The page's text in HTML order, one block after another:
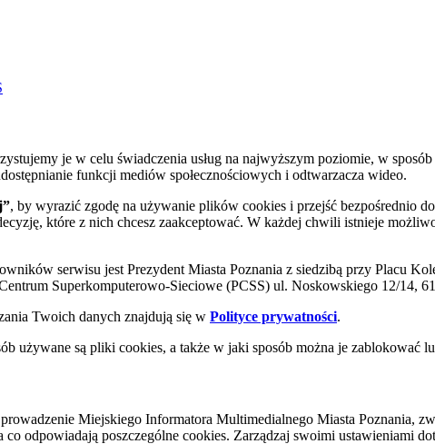
je w celu świadczenia usług na najwyższym poziomie, w
funkcji mediów społecznościowych i odtwarzacza wideo.
, by wyrazić zgodę na używanie plików cookies i przejść bezpośrednio
które z nich chcesz zaakceptować. W każdej chwili istnieje
serwisu jest Prezydent Miasta Poznania z siedzibą przy Placu
Superkomputerowo-Sieciowe (PCSS) ul. Noskowskiego 12/14,
Twoich danych znajdują się w Polityce prywatności.
używane są pliki cookies, a także w jaki sposób można je zablokować
Miejskiego Informatora Multimedialnego Miasta Poznania,
co odpowiadają poszczególne cookies. Zarządzaj swoimi ustawieniami